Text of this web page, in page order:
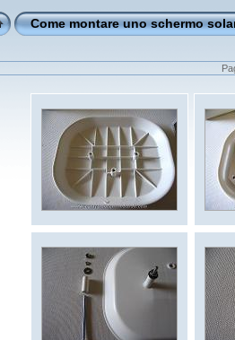
Come montare uno schermo